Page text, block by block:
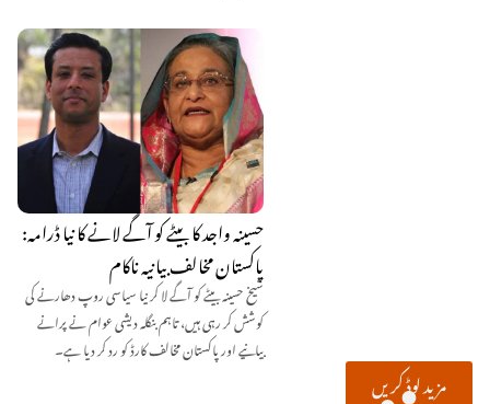
حسینہ واجد کا بیٹے کو آگے لانے کا نیا ڈرامہ:
پاکستان مخالف بیانیہ ناکام
شیخ حسینہ بیٹے کو آگے لا کر نیا سیاسی روپ دھارنے کی
کوشش کر رہی ہیں، تاہم بنگلہ دیشی عوام نے پرانے
بیانیے اور پاکستان مخالف کارڈ کو رد کر دیا ہے۔
مزید لوڈ کریں